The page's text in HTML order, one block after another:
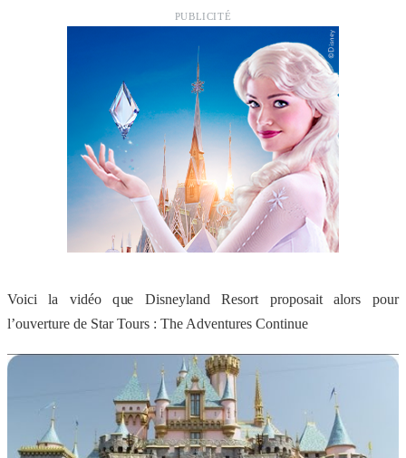
PUBLICITÉ
Voici la vidéo que Disneyland Resort proposait alors pour
l’ouverture de Star Tours : The Adventures Continue